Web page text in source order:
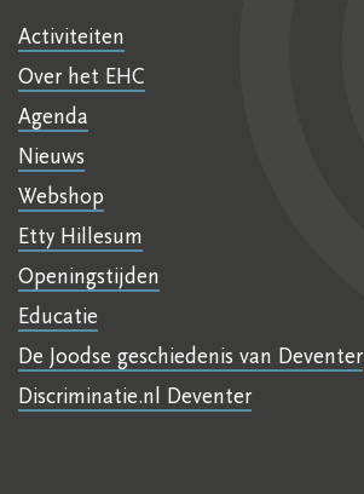
Activiteiten
Over het EHC
Agenda
Nieuws
Webshop
Etty Hillesum
Openingstijden
Educatie
De Joodse geschiedenis van Deventer
Discriminatie.nl Deventer